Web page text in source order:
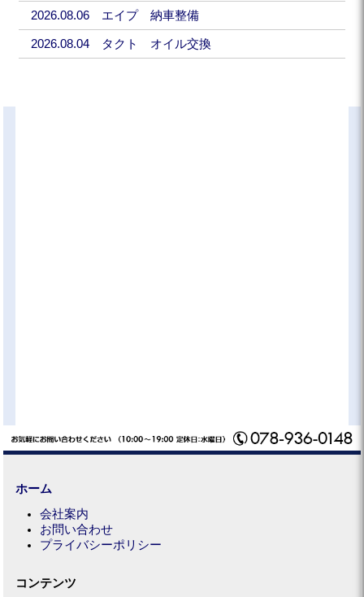
2026.08.06 エイプ 納車整備
2026.08.04 タクト オイル交換
ホーム
会社案内
お問い合わせ
プライバシーポリシー
コンテンツ